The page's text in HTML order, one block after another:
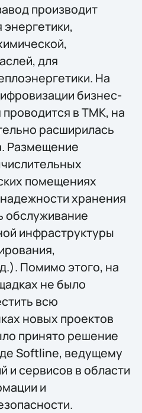
производит
для
На
бизнес-
в ТМК, на
расширилась
Размещение
помещениях
хранения
обслуживание
инфраструктуры
Помимо этого, на
не было
всю
новых проектов
принято решение
Softline, ведущему
и сервисов в области
и